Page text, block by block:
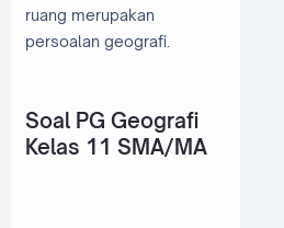
ruang merupakan
persoalan geografi.
Soal PG Geografi
Kelas 11 SMA/MA